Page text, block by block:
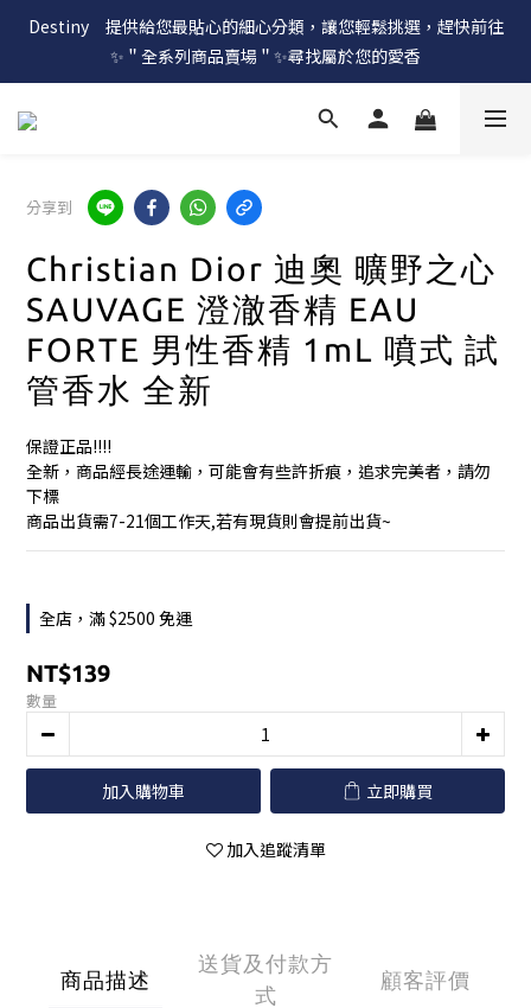
Destiny　提供給您最貼心的細心分類，讓您輕鬆挑選，趕快前往
✨＂全系列商品賣場＂✨尋找屬於您的愛香
分享到
Christian Dior 迪奧 曠野之心
SAUVAGE 澄澈香精 EAU
FORTE 男性香精 1mL 噴式 試
管香水 全新
保證正品!!!!
全新，商品經長途運輸，可能會有些許折痕，追求完美者，請勿
下標
商品出貨需7-21個工作天,若有現貨則會提前出貨~
全店，滿 $2500 免運
NT$139
數量
加入購物車 立即購買
加入追蹤清單
商品描述
送貨及付款方
式
顧客評價